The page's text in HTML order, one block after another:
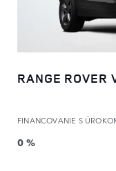
RANGE ROVER
FINANCOVANIE S
0 %